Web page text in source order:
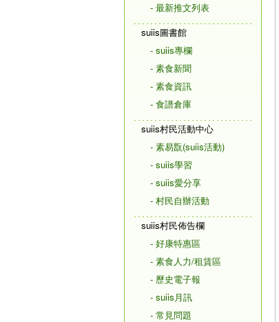
- 最新推文列表
suiis圖書館
- suiis專欄
- 素食新聞
- 素食資訊
- 食譜倉庫
suiis村民活動中心
- 素易翫(suiis活動)
- suiis學習
- suiis愛分享
- 村民自辦活動
suiis村民佈告欄
- 好康特惠區
- 素食人力/租賃區
- 歷史電子報
- suiis月訊
- 常見問題